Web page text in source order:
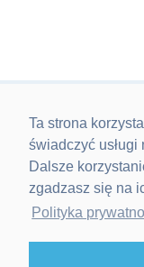
Ta strona
świadczyć
Dalsze
zgadzasz się na
Polityka
© 2020